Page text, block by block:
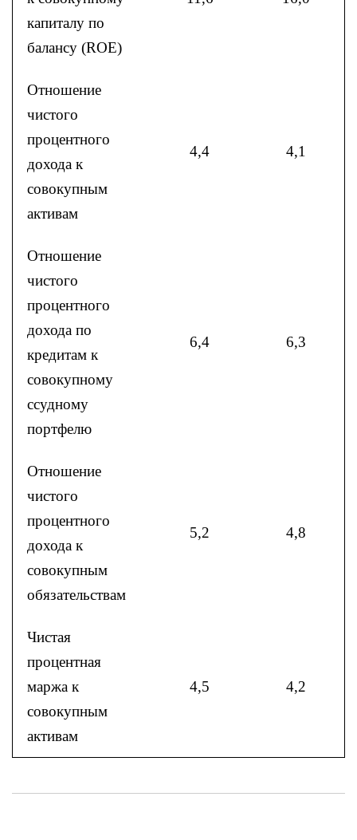
капиталу по
балансу (ROE)
Отношение
чистого
процентного
дохода к
совокупным
активам
4,4 4,1
Отношение
чистого
процентного
дохода по
кредитам к
совокупному
ссудному
портфелю
6,4 6,3
Отношение
чистого
процентного
дохода к
совокупным
обязательствам
5,2 4,8
Чистая
процентная
маржа к
совокупным
активам
4,5 4,2